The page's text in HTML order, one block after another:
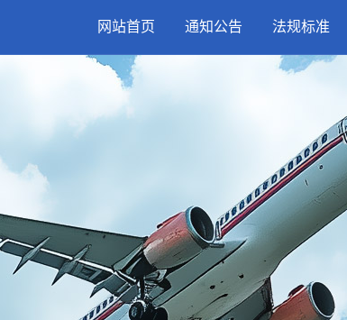
网站首页 通知公告 法规标准